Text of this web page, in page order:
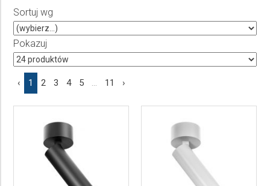
Producent
Wybierz producenta
Cena
Sortuj wg
Pokazuj
‹ 1 2 3 4 5 ... 11 ›